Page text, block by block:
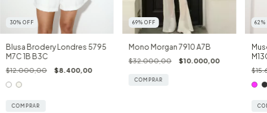
30% OFF
Blusa Brodery Londres 5795
M7C 1B B3C
$12.000,00 $8.400,00
COMPRAR
69% OFF
Mono Morgan 7910 A7B
$32.000,00 $10.000,00
COMPRAR
62%